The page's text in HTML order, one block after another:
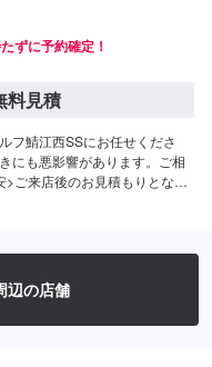
ずに予約確定！
料見積
フ鯖江西SSにお任せくださ
にも悪影響があります。ご相
ご来店後のお見積もりとなり
辺の店舗